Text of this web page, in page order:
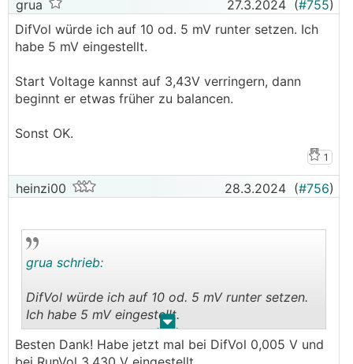
grua 27.3.2024 (#755)
DifVol würde ich auf 10 od. 5 mV runter setzen. Ich
habe 5 mV eingestellt.
Start Voltage kannst auf 3,43V verringern, dann
beginnt er etwas früher zu balancen.
Sonst OK.
1
heinzi00 28.3.2024 (#756)
. .
grua schrieb:
DifVol würde ich auf 10 od. 5 mV runter setzen.
Ich habe 5 mV eingestellt.
Start Voltage kannst auf 3,43V verringern, dann
Besten Dank! Habe jetzt mal bei DifVol 0,005 V und